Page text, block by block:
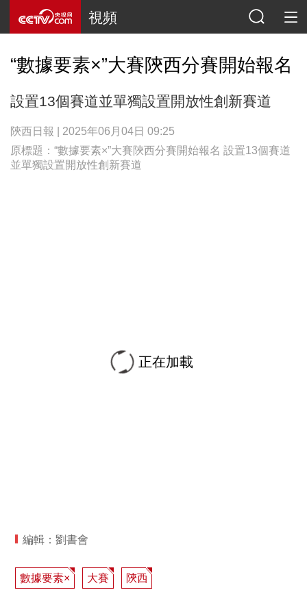
視頻
“數據要素×”大賽陝西分賽開始報名
設置13個賽道並單獨設置開放性創新賽道
陝西日報 | 2025年06月04日 09:25
原標題：“數據要素×”大賽陝西分賽開始報名 設置13個賽道
並單獨設置開放性創新賽道
正在加載
編輯：劉書會
數據要素× 大賽 陝西